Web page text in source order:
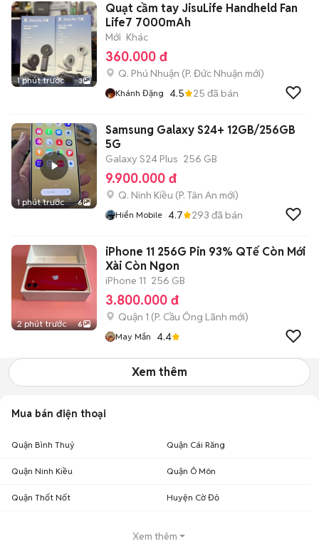
1 phút trước 3
Quạt cầm tay JisuLife Handheld Fan
Life7 7000mAh
Mới Khác
360.000 đ
Q. Phú Nhuận (P. Đức Nhuận mới)
Khánh Đặng 4.5 25 đã bán
1 phút trước 6
Samsung Galaxy S24+ 12GB/256GB
5G
Galaxy S24 Plus 256 GB
9.900.000 đ
Q. Ninh Kiều (P. Tân An mới)
Hiển Mobile 4.7 293 đã bán
2 phút trước 6
iPhone 11 256G Pin 93% QTế Còn Mới
Xài Còn Ngon
iPhone 11 256 GB
3.800.000 đ
Quận 1 (P. Cầu Ông Lãnh mới)
May Mắn 4.4
Xem thêm
Mua bán điện thoại
Quận Bình Thuỷ Quận Cái Răng
Quận Ninh Kiều Quận Ô Môn
Quận Thốt Nốt Huyện Cờ Đỏ
Xem thêm